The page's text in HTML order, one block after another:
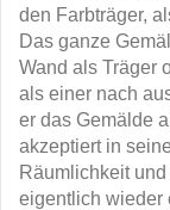
den Farbträger,
Das ganze
Wand als Träger
als einer nach
er das Gemälde
akzeptiert in
Räumlichkeit
eigentlich wieder